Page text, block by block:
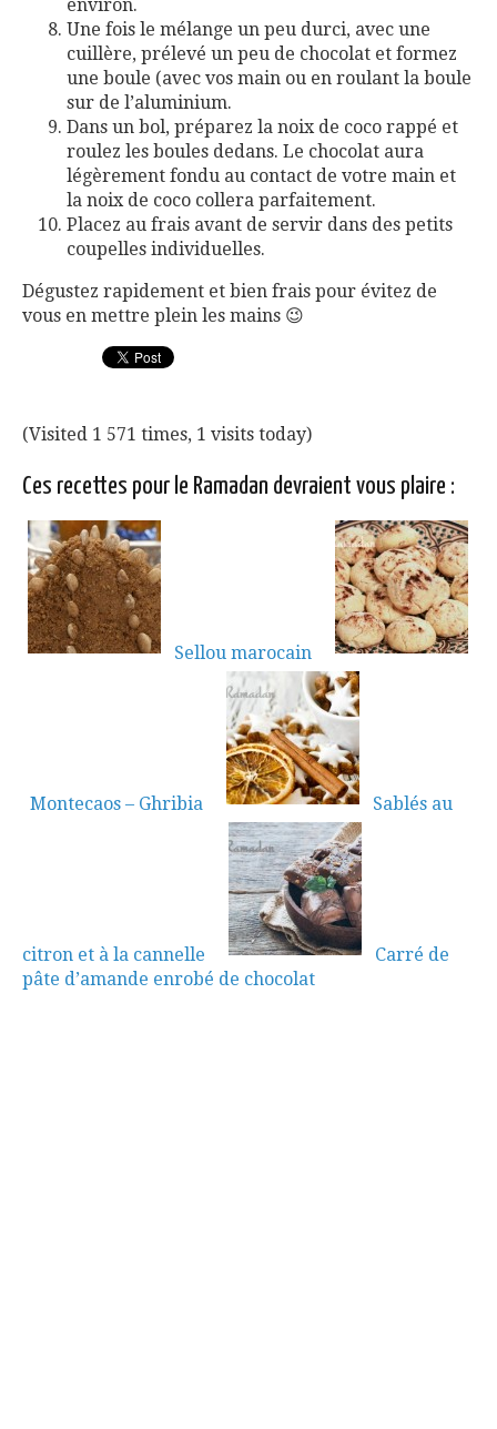
environ.
Une fois le mélange un peu durci, avec une
cuillère, prélevé un peu de chocolat et formez
une boule (avec vos main ou en roulant la boule
sur de l’aluminium.
Dans un bol, préparez la noix de coco rappé et
roulez les boules dedans. Le chocolat aura
légèrement fondu au contact de votre main et
la noix de coco collera parfaitement.
Placez au frais avant de servir dans des petits
coupelles individuelles.
Dégustez rapidement et bien frais pour évitez de
vous en mettre plein les mains 😉
(Visited 1 571 times, 1 visits today)
Ces recettes pour le Ramadan devraient vous plaire :
Sellou marocain
Montecaos – Ghribia Sablés au
citron et à la cannelle
Carré de
pâte d’amande enrobé de chocolat